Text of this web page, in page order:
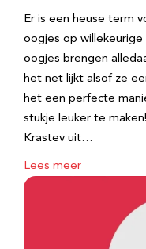
Er is een heuse term
oogjes op
oogjes brengen
het net lijkt alsof ze
het een perfecte
stukje leuker te
Krastev uit…
Lees meer